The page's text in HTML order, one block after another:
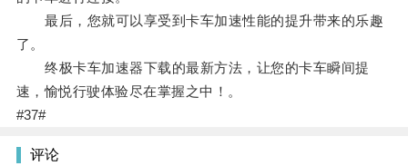
最后，您就可以享受到卡车加速性能的提升带来的乐趣
了。
终极卡车加速器下载的最新方法，让您的卡车瞬间提
速，愉悦行驶体验尽在掌握之中！。
#37#
评论